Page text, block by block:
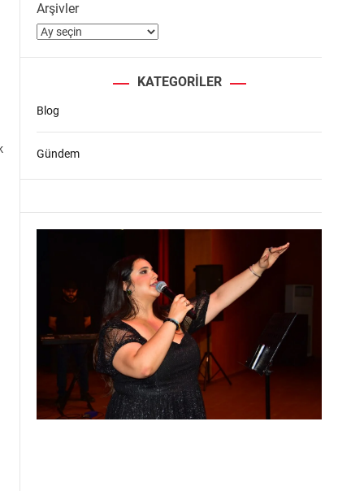
Arşivler
KATEGORILER
Blog
Gündem